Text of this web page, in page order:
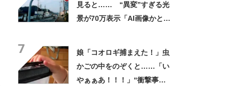
見ると…… “異変”すぎる光
景が70万表示「AI画像かとお
7
娘「コオロギ捕まえた！」虫
かごの中をのぞくと……「い
やぁぁあ！！！」“衝撃事